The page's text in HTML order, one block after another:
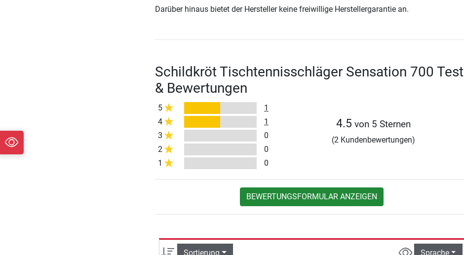
Darüber hinaus bietet der Hersteller keine freiwillige Herstellergarantie an.
Schildkröt Tischtennisschläger Sensation 700 Test
& Bewertungen
5
1
4
1
3
0
2
0
1
0
4.5 von 5 Sternen
(2 Kundenbewertungen)
BEWERTUNGSFORMULAR ANZEIGEN
Sortierung Sprache